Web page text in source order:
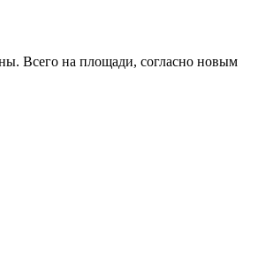
Всего на площади, согласно новым